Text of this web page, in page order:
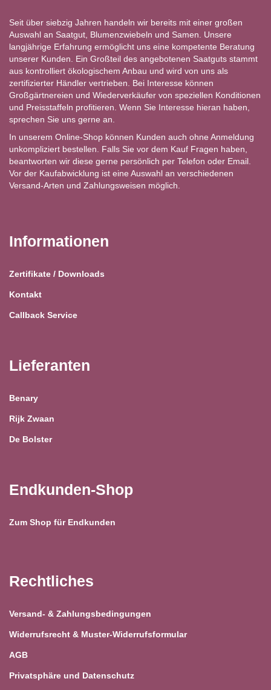
Seit über siebzig Jahren handeln wir bereits mit einer großen
Auswahl an Saatgut, Blumenzwiebeln und Samen. Unsere
langjährige Erfahrung ermöglicht uns eine kompetente Beratung
unserer Kunden. Ein Großteil des angebotenen Saatguts stammt
aus kontrolliert ökologischem Anbau und wird von uns als
zertifizierter Händler vertrieben. Bei Interesse können
Großgärtnereien und Wiederverkäufer von speziellen Konditionen
und Preisstaffeln profitieren. Wenn Sie Interesse hieran haben,
sprechen Sie uns gerne an.
In unserem Online-Shop können Kunden auch ohne Anmeldung
unkompliziert bestellen. Falls Sie vor dem Kauf Fragen haben,
beantworten wir diese gerne persönlich per Telefon oder Email.
Vor der Kaufabwicklung ist eine Auswahl an verschiedenen
Versand-Arten und Zahlungsweisen möglich.
Informationen
Zertifikate / Downloads
Kontakt
Callback Service
Lieferanten
Benary
Rijk Zwaan
De Bolster
Endkunden-Shop
Zum Shop für Endkunden
Rechtliches
Versand- & Zahlungsbedingungen
Widerrufsrecht & Muster-Widerrufsformular
AGB
Privatsphäre und Datenschutz